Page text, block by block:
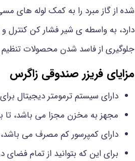
شده از گاز مبرد را به کمک لوله های
دارد، به واسطه ی شیر فشار کن کنترل
جلوگیری از فاسد شدن محصولات تنظیم
مزایای فریزر صندوقی زاگرس
دارای سیستم ترمومتر دیجیتال
مجهز به مخزن مجزا می باشد،
دارای کمپرسور کم مصرف می باشد، و نوع برق
برای این که بتوانید از تمام